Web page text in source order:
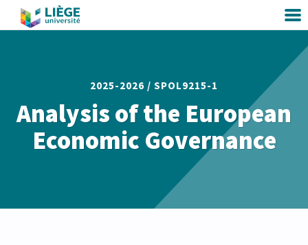
2025-2026 / SPOL9215-1
Analysis of the European
Economic Governance